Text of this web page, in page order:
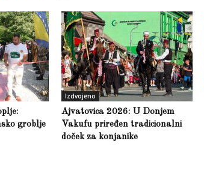
groblje
Izdvojeno
Ajvatovica 2026: U Donjem
Vakufu priređen tradicionalni
doček za konjanike